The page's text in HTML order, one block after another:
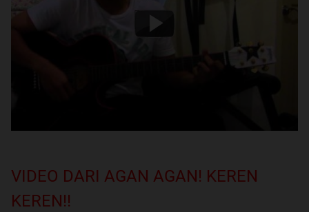
VIDEO DARI AGAN AGAN! KEREN
KEREN!!